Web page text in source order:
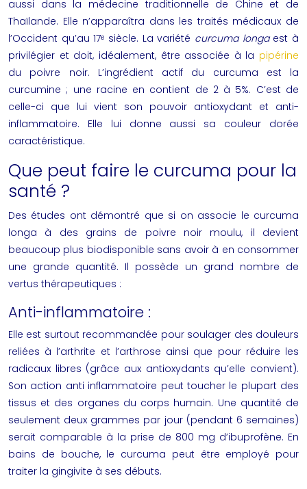
aussi dans la médecine traditionnelle de Chine et de
Thaïlande. Elle n’apparaîtra dans les traités médicaux de
l’Occident qu’au 17ᵉ siècle. La variété curcuma longaest à
privilégier et doit, idéalement, être associée à la pipérine
du poivre noir. L’ingrédient actif du curcuma est la
curcumine ; une racine en contient de 2 à 5%. C’est de
celle-ci que lui vient son pouvoir antioxydant et anti-
inflammatoire. Elle lui donne aussi sa couleur dorée
caractéristique.
Que peut faire le curcuma pour la
santé ?
Des études ont démontré que si on associe le curcuma
longa à des grains de poivre noir moulu, il devient
beaucoup plus biodisponible sans avoir à en consommer
une grande quantité. Il possède un grand nombre de
vertus thérapeutiques :
Anti-inflammatoire :
Elle est surtout recommandée pour soulager des douleurs
reliées à l’arthrite et l’arthrose ainsi que pour réduire les
radicaux libres (grâce aux antioxydants qu’elle convient).
Son action anti inflammatoire peut toucher le plupart des
tissus et des organes du corps humain. Une quantité de
seulement deux grammes par jour (pendant 6 semaines)
serait comparable à la prise de 800 mg d’ibuprofène. En
bains de bouche, le curcuma peut être employé pour
traiter la gingivite à ses débuts.